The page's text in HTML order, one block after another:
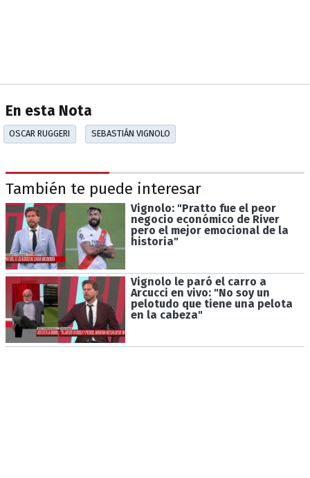
En esta Nota
OSCAR RUGGERI SEBASTIÁN VIGNOLO
También te puede interesar
Vignolo: "Pratto fue el peor
negocio económico de River
pero el mejor emocional de la
historia"
Vignolo le paró el carro a
Arcucci en vivo: "No soy un
pelotudo que tiene una pelota
en la cabeza"